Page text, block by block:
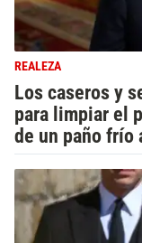
REALEZA
Los caseros y
para limpiar el
de un paño frío